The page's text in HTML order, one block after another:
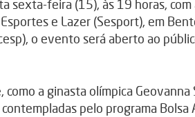
sexta-feira (15), às 19 horas,
e Lazer (Sesport), em
o evento será aberto ao
a ginasta olímpica Geovanna
pelo programa